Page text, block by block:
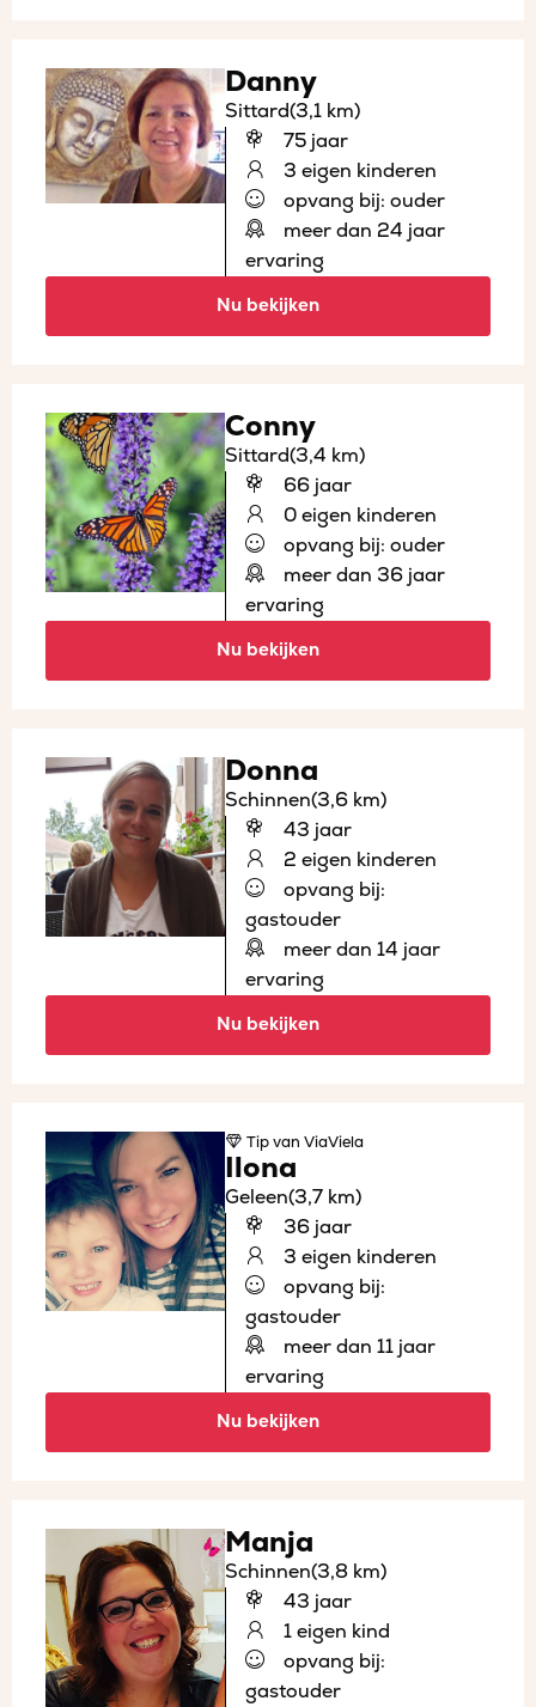
Danny
Sittard(3,1 km)
75 jaar
3 eigen kinderen
opvang bij: ouder
meer dan 24 jaar
ervaring
Nu bekijken
Conny
Sittard(3,4 km)
66 jaar
0 eigen kinderen
opvang bij: ouder
meer dan 36 jaar
ervaring
Nu bekijken
Donna
Schinnen(3,6 km)
43 jaar
2 eigen kinderen
opvang bij:
gastouder
meer dan 14 jaar
ervaring
Nu bekijken
Tipvan ViaViela
Ilona
Geleen(3,7 km)
36 jaar
3 eigen kinderen
opvang bij:
gastouder
meer dan 11 jaar
ervaring
Nu bekijken
Manja
Schinnen(3,8 km)
43 jaar
1 eigen kind
opvang bij:
gastouder